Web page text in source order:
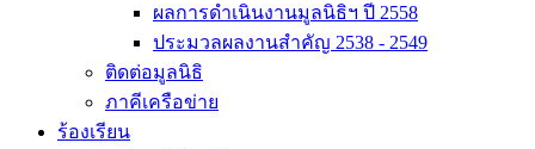
ผลการดำเนินงานมูลนิธิฯ ปี 2558
ประมวลผลงานสำคัญ 2538 - 2549
ติดต่อมูลนิธิ
ภาคีเครือข่าย
ร้องเรียน